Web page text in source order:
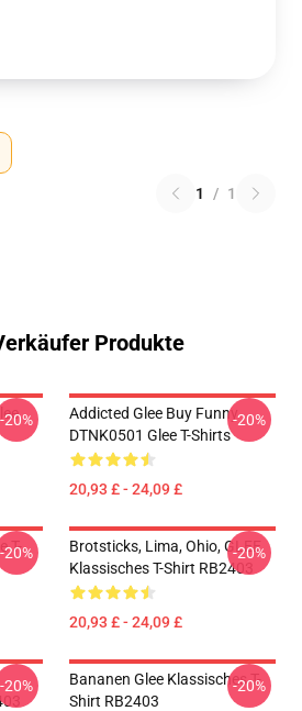
1 / 1
Produkte
-20%
Addicted Glee Buy Funny
DTNK0501 Glee T-Shirts
20,93 £ - 24,09 £
-20%
T-
-20%
Brotsticks, Lima, Ohio, GLEE
Klassisches T-Shirt RB2403
20,93 £ - 24,09 £
-20%
-20%
Bananen Glee Klassisches T-
Shirt RB2403
-20%